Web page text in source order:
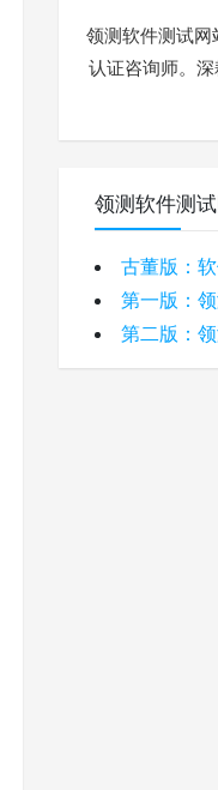
领测软件测试
认证咨询师。
领测软件测试
古董版：
第一版：
第二版：